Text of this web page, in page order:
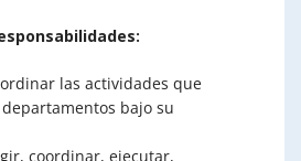
las actividades que
bajo su
coordinar, ejecutar,